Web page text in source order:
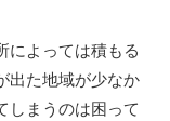
によっては積もる
出た地域が少なか
しまうのは困って